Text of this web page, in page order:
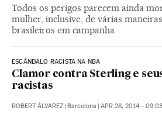
Todos os perigos parecem ainda
mulher, inclusive, de várias
brasileiros em campanha
ESCÂNDALO RACISTA NA NBA
Clamor contra Sterling e
racistas
ROBERT ÁLVAREZ | Barcelona | APR 28, 2014 - 09:03